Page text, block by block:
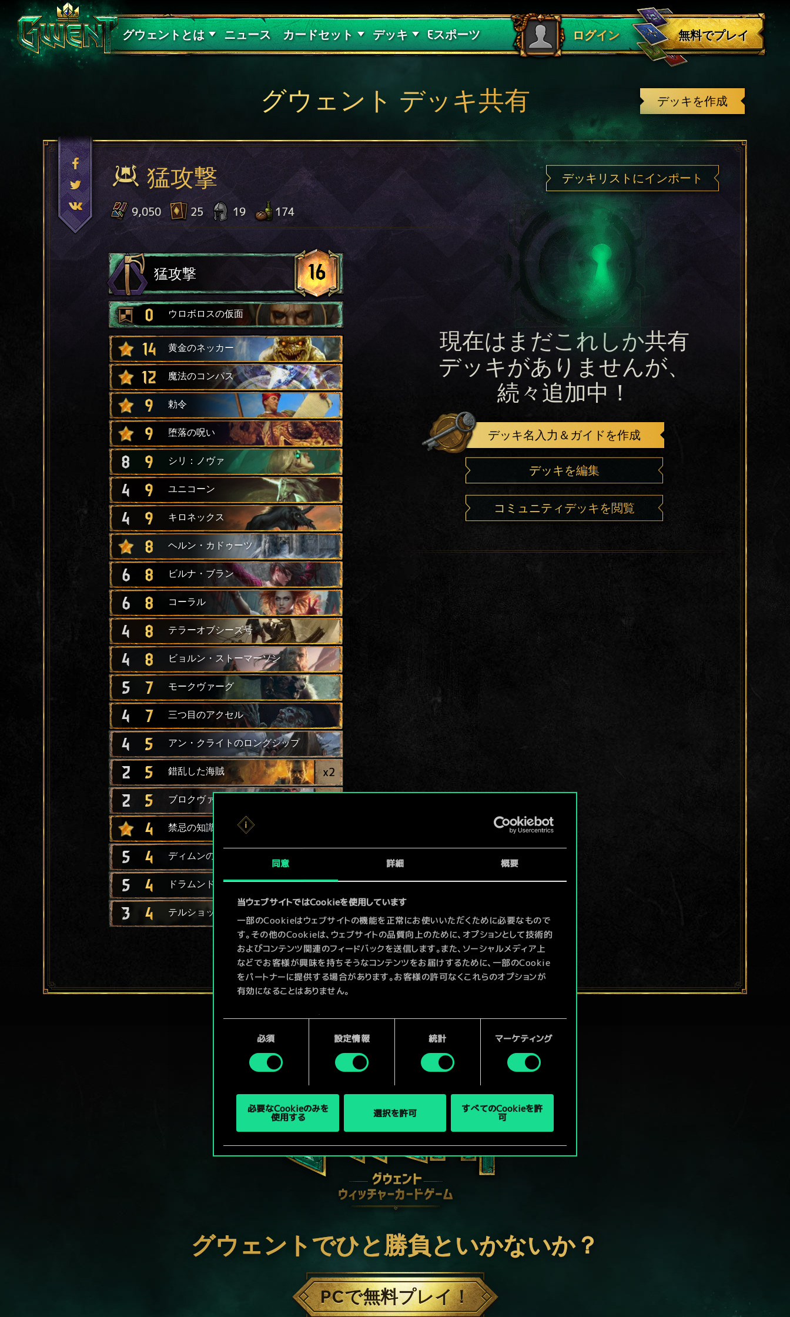
同意 詳細 概要
当ウェブサイトではCookieを使用しています
一部のCookieはウェブサイトの機能を正常にお使いいただくために必要なもので
す。その他のCookieは、ウェブサイトの品質向上のために、オプションとして技術的
およびコンテンツ関連のフィードバックを送信します。また、ソーシャルメディア上
などでお客様が興味を持ちそうなコンテンツをお届けするために、一部のCookie
をパートナーに提供する場合があります。お客様の許可なくこれらのオプションが
有効になることはありません。
Cookieの使用およびパフォーマンスの変更点に関する詳細は、下記の「設定」メニ
ューでご確認ください。
必須 設定情報 統計 マーケティング
必要なCookieのみを
使用する 選択を許可 すべてのCookieを許
可
グウェントとは
サポート
ニュース カードセット
紅き血の呪縛
デッキ
デッキガイド
Eスポーツ ログイン
ログアウト
無料でプレイ
デッキを作成
グウェント デッキ共有
猛攻撃 デッキリストにインポート
9,050 25 19 174
猛攻撃 16
0 ウロボロスの仮面
14 黄金のネッカー
12 魔法のコンパス
9 勅令
9 堕落の呪い
8 9 シリ：ノヴァ
4 9 ユニコーン
4 9 キロネックス
8 ヘルン・カドゥーツ
6 8 ビルナ・ブラン
6 8 コーラル
4 8 テラーオブシーズ号
4 8 ビョルン・ストーマーソン
5 7 モークヴァーグ
4 7 三つ目のアクセル
4 5 アン・クライトのロングシップ
2 5 錯乱した海賊 x2
2 5 ブロクヴァルの戦士
4 禁忌の知識の瓶
5 4 ディムンの軽量ロングシップ
5 4 ドラムンドの狂戦士
3 4 テルショックの散兵 x2
現在はまだこれしか共有
デッキがありませんが、
続々追加中！
デッキ名入力＆ガイドを作成
デッキを編集
コミュニティデッキを閲覧
グウェントでひと勝負といかないか？
PCで無料プレイ！